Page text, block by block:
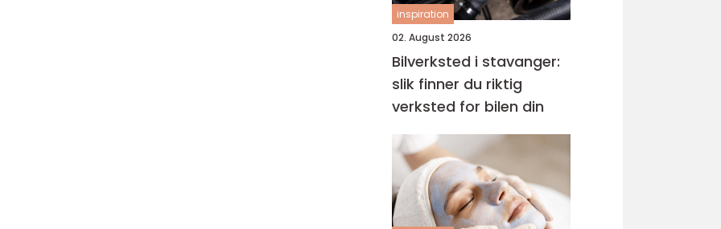
inspiration
02. August 2026
Bilverksted i stavanger:
slik finner du riktig
verksted for bilen din